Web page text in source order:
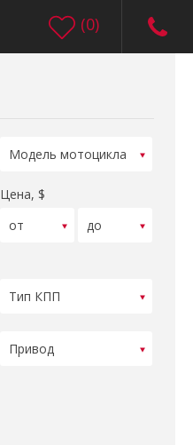
(0)
Цена, $